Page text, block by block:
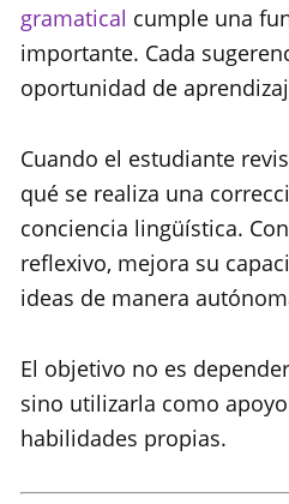
gramatical cumple una
importante. Cada
oportunidad de
Cuando el estudiante
qué se realiza una
conciencia lingüística.
reflexivo, mejora su
ideas de manera
El objetivo no es
sino utilizarla como
habilidades propias.